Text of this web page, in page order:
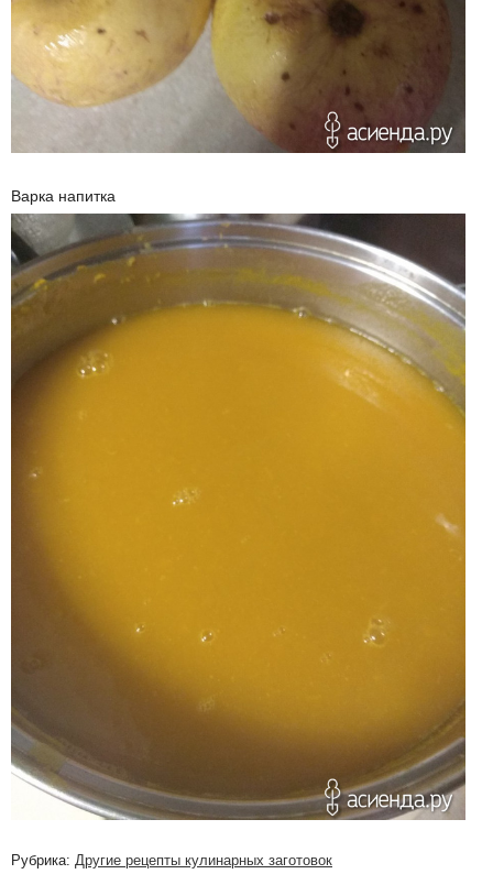
Варка напитка
Рубрика: Другие рецепты кулинарных заготовок